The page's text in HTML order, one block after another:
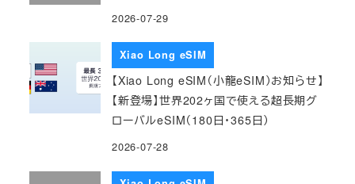
2026-07-29
Xiao Long eSIM
【Xiao Long eSIM（小龍eSIM）お知らせ】
【新登場】世界202ヶ国で使える超長期グ
ローバルeSIM（180日・365日）
2026-07-28